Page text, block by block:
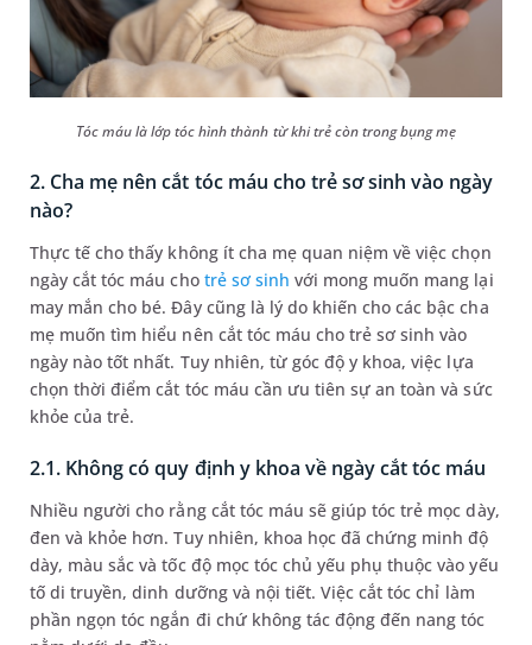
Tóc máu là lớp tóc hình thành từ khi trẻ còn trong bụng mẹ
2. Cha mẹ nên cắt tóc máu cho trẻ sơ sinh vào ngày
nào?
Thực tế cho thấy không ít cha mẹ quan niệm về việc chọn
ngày cắt tóc máu cho trẻ sơ sinh với mong muốn mang lại
may mắn cho bé. Đây cũng là lý do khiến cho các bậc cha
mẹ muốn tìm hiểu nên cắt tóc máu cho trẻ sơ sinh vào
ngày nào tốt nhất. Tuy nhiên, từ góc độ y khoa, việc lựa
chọn thời điểm cắt tóc máu cần ưu tiên sự an toàn và sức
khỏe của trẻ.
2.1. Không có quy định y khoa về ngày cắt tóc máu
Nhiều người cho rằng cắt tóc máu sẽ giúp tóc trẻ mọc dày,
đen và khỏe hơn. Tuy nhiên, khoa học đã chứng minh độ
dày, màu sắc và tốc độ mọc tóc chủ yếu phụ thuộc vào yếu
tố di truyền, dinh dưỡng và nội tiết. Việc cắt tóc chỉ làm
phần ngọn tóc ngắn đi chứ không tác động đến nang tóc